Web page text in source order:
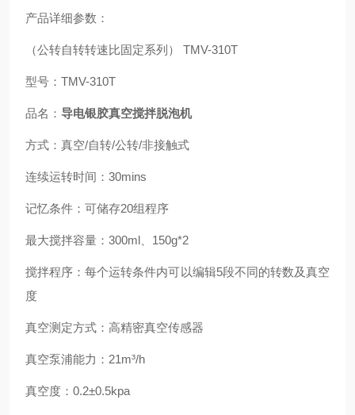
产品详细参数：
（公转自转转速比固定系列） TMV-310T
型号：TMV-310T
品名： 导电银胶真空搅拌脱泡机
方式：真空/自转/公转/非接触式
连续运转时间：30mins
记忆条件：可储存20组程序
最大搅拌容量：300ml、150g*2
搅拌程序：每个运转条件内可以编辑5段不同的转数及真空
度
真空测定方式：高精密真空传感器
真空泵浦能力：21m³/h
真空度：0.2±0.5kpa